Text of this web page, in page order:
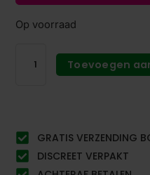
Op voorraad
Toevoegen
GRATIS VERZENDING
DISCREET VERPAKT